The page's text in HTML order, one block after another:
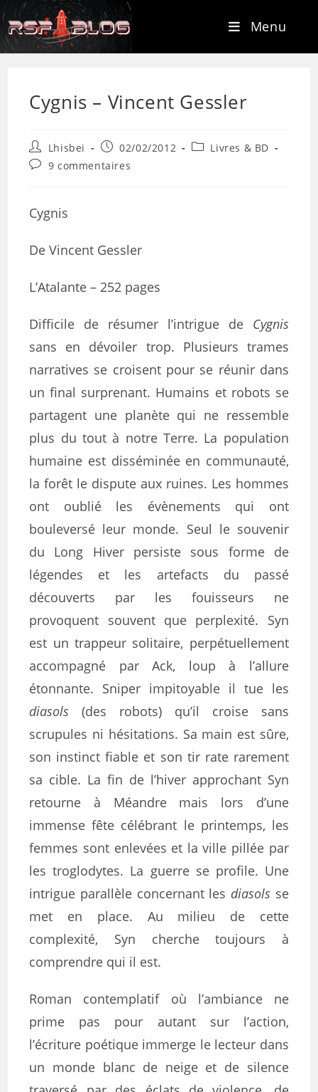
Menu
Cygnis – Vincent Gessler
Lhisbei 02/02/2012
Livres & BD
9 commentaires
Cygnis
De Vincent Gessler
L’Atalante – 252 pages
Difficile de résumer l’intrigue de Cygnis
sans en dévoiler trop. Plusieurs trames
narratives se croisent pour se réunir dans
un final surprenant. Humains et robots se
partagent une planète qui ne ressemble
plus du tout à notre Terre. La population
humaine est disséminée en communauté,
la forêt le dispute aux ruines. Les hommes
ont oublié les évènements qui ont
bouleversé leur monde. Seul le souvenir
du Long Hiver persiste sous forme de
légendes et les artefacts du passé
découverts par les fouisseurs ne
provoquent souvent que perplexité. Syn
est un trappeur solitaire, perpétuellement
accompagné par Ack, loup à l’allure
étonnante. Sniper impitoyable il tue les
diasols (des robots) qu’il croise sans
scrupules ni hésitations. Sa main est sûre,
son instinct fiable et son tir rate rarement
sa cible. La fin de l’hiver approchant Syn
retourne à Méandre mais lors d’une
immense fête célébrant le printemps, les
femmes sont enlevées et la ville pillée par
les troglodytes. La guerre se profile. Une
intrigue parallèle concernant les diasols se
met en place. Au milieu de cette
complexité, Syn cherche toujours à
comprendre qui il est.
Roman contemplatif où l’ambiance ne
prime pas pour autant sur l’action,
l’écriture poétique immerge le lecteur dans
un monde blanc de neige et de silence